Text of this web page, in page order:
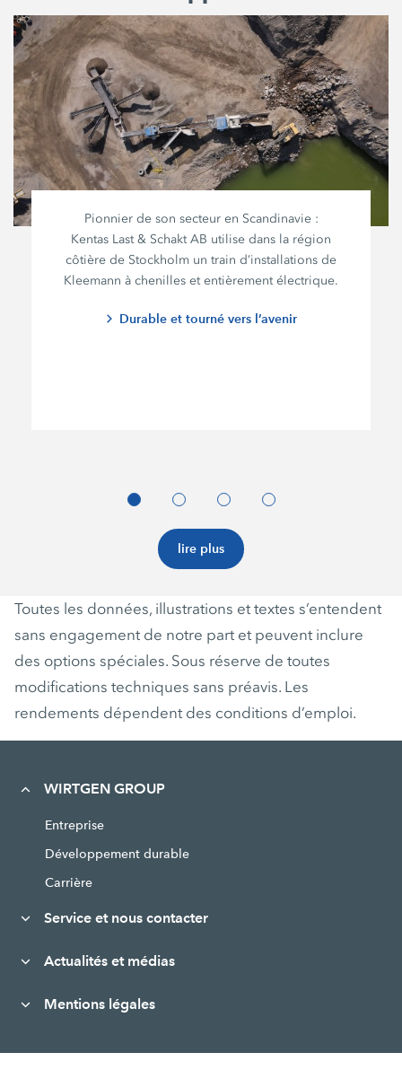
Pionnier de son secteur en Scandinavie :
Kentas Last& Schakt AB utilise dans la région
côtière de Stockholm un train d’installations de
Kleemann à chenilles et entièrement électrique.
Durable et tourné vers l’avenir
lire plus
Toutes les données, illustrations et textes s’entendent
sans engagement de notre part et peuvent inclure
des options spéciales. Sous réserve de toutes
modifications techniques sans préavis. Les
rendements dépendent des conditions d’emploi.
WIRTGEN GROUP
Entreprise
Développement durable
Carrière
Service et nous contacter
Actualités et médias
Mentions légales